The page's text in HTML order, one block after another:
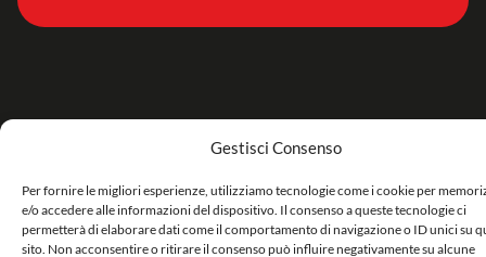
Gestisci Consenso
Per fornire le migliori esperienze, utilizziamo tecnologie come i cookie per
e/o accedere alle informazioni del dispositivo. Il consenso a queste tecnologie ci
permetterà di elaborare dati come il comportamento di navigazione o ID unici su
sito. Non acconsentire o ritirare il consenso può influire negativamente su alcune